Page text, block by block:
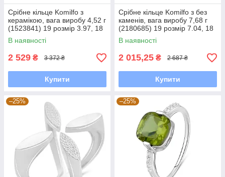
Срібне кільце Komilfo з
керамікою, вага виробу 4,52 г
(1523841) 19 розмір 3.97, 18
В наявності
2 529 ₴ 3 372 ₴
Купити
Срібне кільце Komilfo з без
каменів, вага виробу 7,68 г
(2180685) 19 розмір 7.04, 18
В наявності
2 015,25 ₴ 2 687 ₴
Купити
–25% –25%